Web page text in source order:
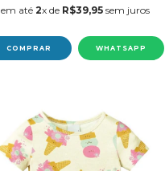
em até 2x de R$39,95sem juros
COMPRAR WHATSAPP